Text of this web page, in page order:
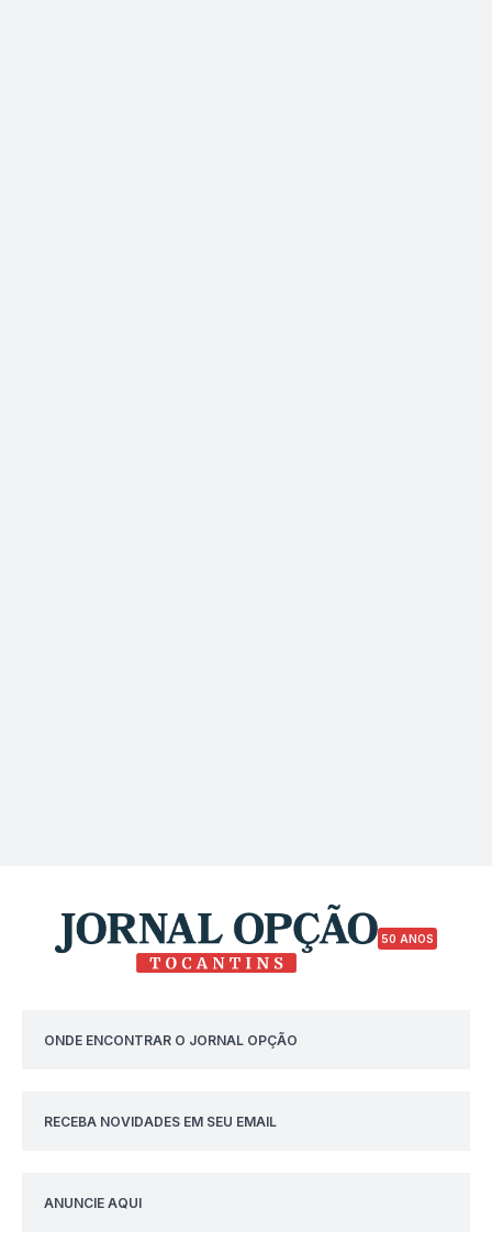
50 ANOS
ONDE ENCONTRAR O JORNAL OPÇÃO
RECEBA NOVIDADES EM SEU EMAIL
ANUNCIE AQUI